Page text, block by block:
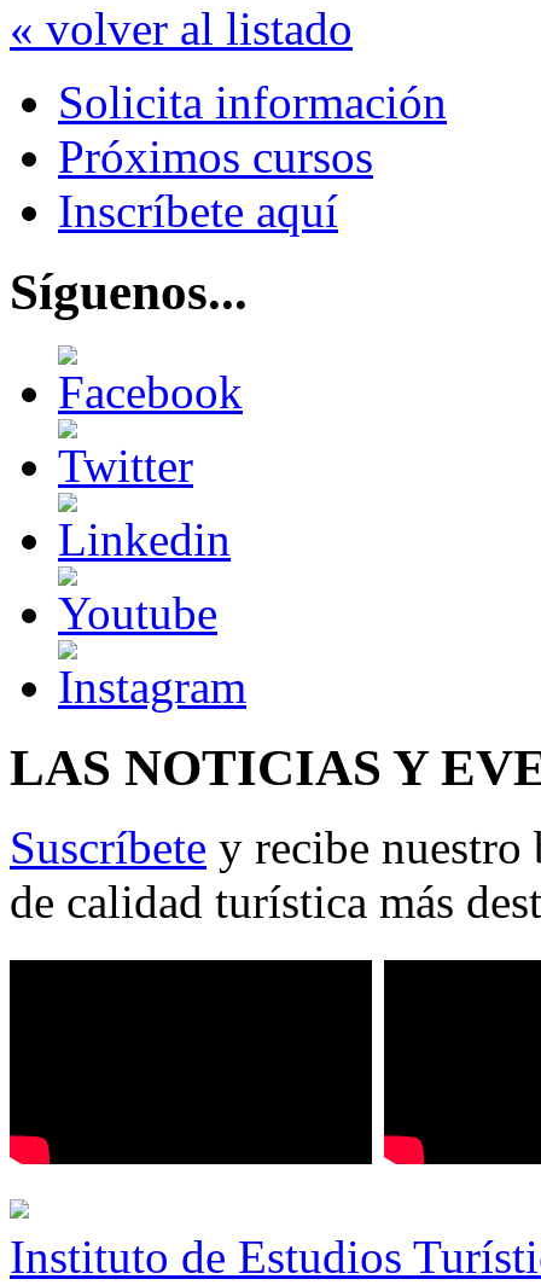
« volver al listado
Solicita información
Próximos cursos
Inscríbete aquí
Síguenos...
LAS NOTICIAS Y
Suscríbete y recibe nuestro
de calidad turística más
Instituto de Estudios